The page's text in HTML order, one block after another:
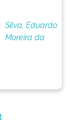
Silva, Eduardo
Moreira da